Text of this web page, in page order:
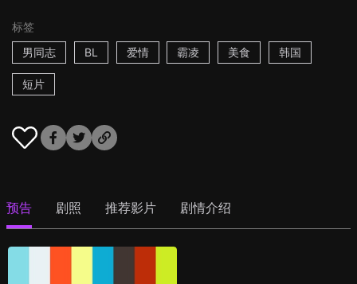
标签
男同志
BL 爱情 霸凌 美食 韩国
短片
预告 剧照 推荐影片 剧情介绍